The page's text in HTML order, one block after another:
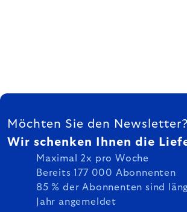
FUSSZEILE
Möchten Sie den Newsletter?
Wir schenken Ihnen die
Maximal 2x pro Woche
Bereits 177 000 Abonnenten
85 % der Abonnenten sind
Jahr angemeldet